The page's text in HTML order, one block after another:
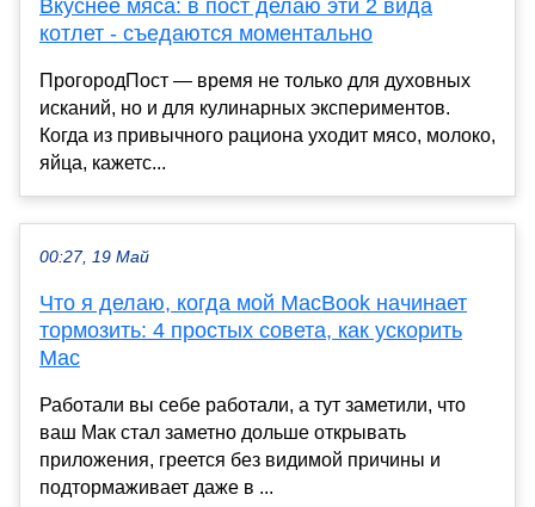
Вкуснее мяса: в пост делаю эти 2 вида
котлет - съедаются моментально
ПрогородПост — время не только для духовных
исканий, но и для кулинарных экспериментов.
Когда из привычного рациона уходит мясо, молоко,
яйца, кажетс...
00:27, 19 Май
Что я делаю, когда мой MacBook начинает
тормозить: 4 простых совета, как ускорить
Mac
Работали вы себе работали, а тут заметили, что
ваш Мак стал заметно дольше открывать
приложения, греется без видимой причины и
подтормаживает даже в ...